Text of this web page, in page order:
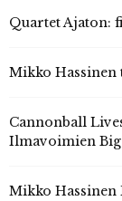
Quartet Ajaton:
Mikko Hassinen
Cannonball
Ilmavoimien Big
Mikko Hassinen